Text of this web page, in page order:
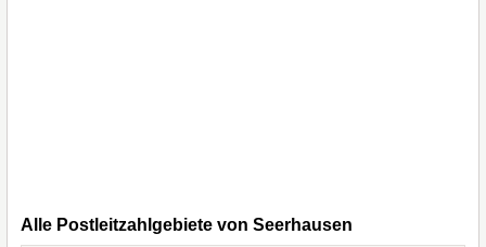
Alle Postleitzahlgebiete von Seerhausen